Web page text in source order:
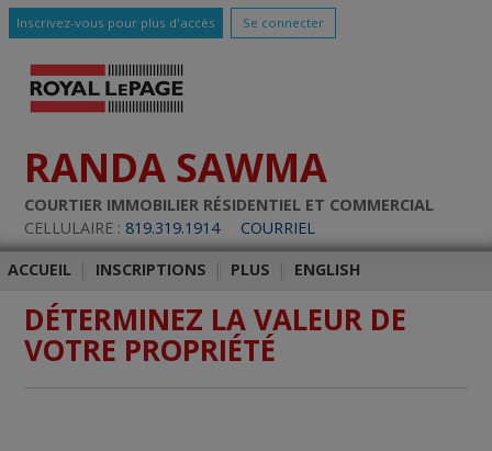
Inscrivez-vous pour plus d'accès Se connecter
RANDA SAWMA
COURTIER IMMOBILIER RÉSIDENTIEL ET COMMERCIAL
CELLULAIRE : 819.319.1914 COURRIEL
ACCUEIL INSCRIPTIONS PLUS ENGLISH
DÉTERMINEZ LA VALEUR DE
VOTRE PROPRIÉTÉ